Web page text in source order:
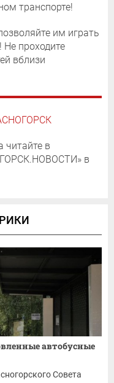
транспорте!
им играть
проходите
вблизи
читайте в
в
автобусные
Совета